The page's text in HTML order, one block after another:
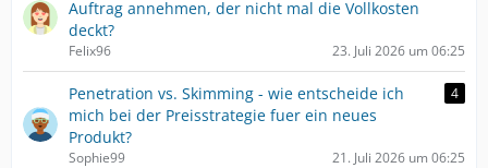
Auftrag annehmen, der nicht mal die Vollkosten
deckt?
Felix96 23. Juli 2026 um 06:25
Penetration vs. Skimming - wie entscheide ich
mich bei der Preisstrategie fuer ein neues
Produkt?
4
Sophie99 21. Juli 2026 um 06:25